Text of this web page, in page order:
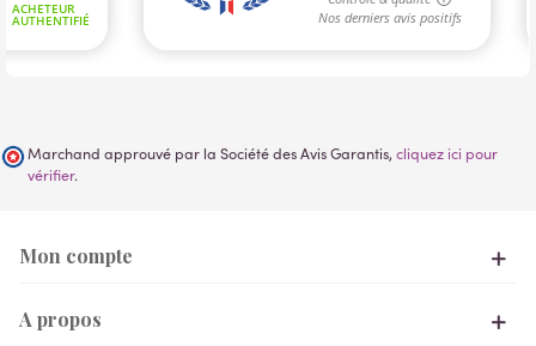
Marchand approuvé par la Société des Avis Garantis, cliquez ici pour
vérifier.
Mon compte
A propos